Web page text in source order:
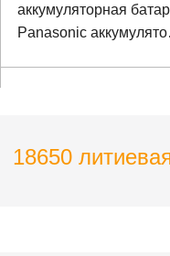
аккумуляторная
Panasonic
18650